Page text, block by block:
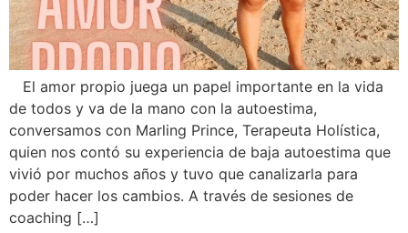
El amor propio juega un papel importante en la vida
de todos y va de la mano con la autoestima,
conversamos con Marling Prince, Terapeuta Holística,
quien nos contó su experiencia de baja autoestima que
vivió por muchos años y tuvo que canalizarla para
poder hacer los cambios. A través de sesiones de
coaching […]